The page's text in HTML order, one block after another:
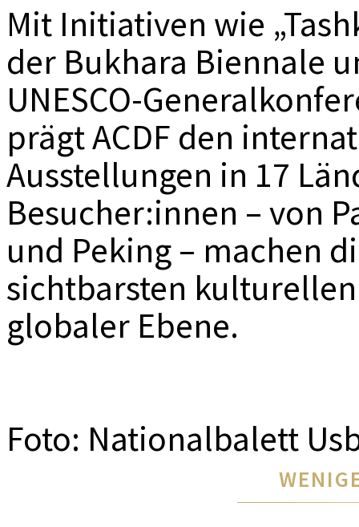
Mit Initiativen wie
der Bukhara Biennale
UNESCO-
prägt ACDF den
Ausstellungen in 17
Besucher:innen – von
und Peking – machen
sichtbarsten
globaler Ebene.
Foto: Nationalbalett